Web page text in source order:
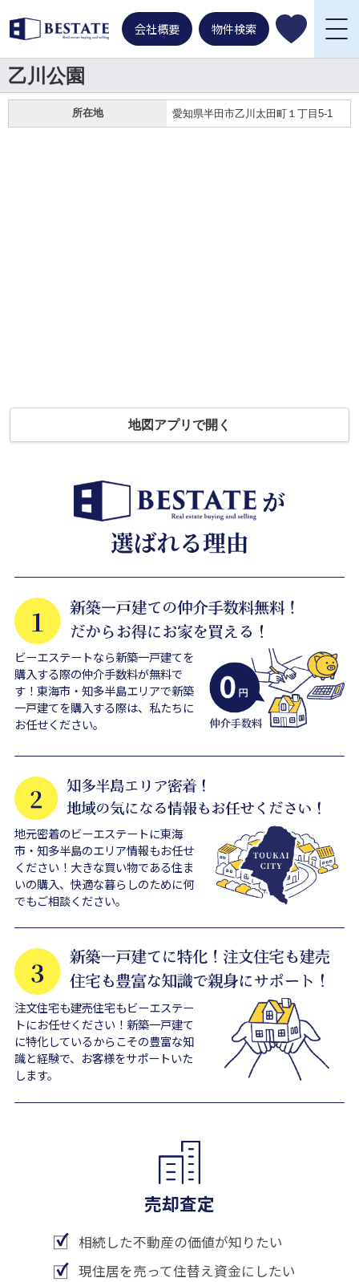
会社概要 物件検索
乙川公園
所在地 愛知県半田市乙川太田町１丁目5-1
地図アプリで開く
ビーエステートなら新築一戸建てを
購入する際の仲介手数料が無料で
す！東海市・知多半島エリアで新築
一戸建てを購入する際は、私たちに
お任せください。
地元密着のビーエステートに東海
市・知多半島のエリア情報もお任せ
ください！大きな買い物である住ま
いの購入、快適な暮らしのために何
でもご相談ください。
注文住宅も建売住宅もビーエステー
トにお任せください！新築一戸建て
に特化しているからこその豊富な知
識と経験で、お客様をサポートいた
します。
売却査定
相続した不動産の価値が知りたい
現住居を売って住替え資金にしたい